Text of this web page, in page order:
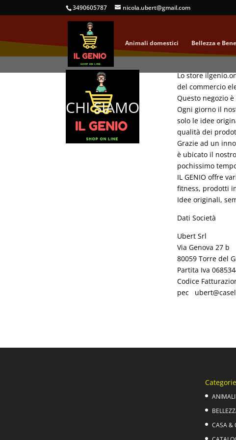
3490605787 nicola.ubert@gmail.com
Animali domestici Bellezza e
CHI SIAMO
Lo store
del commercio
Questo negozio
Ogni giorno il
solo le idee
qualità dei
Grazie ad un
è ubicato il
pochissimo
IL GENIO offre
fitness, prodotti
Idee originali,
Dati Società
Ubert Srl
Via Genova 27 b
80059 Torre del
Partita Iva
Codice
pec
CASA &